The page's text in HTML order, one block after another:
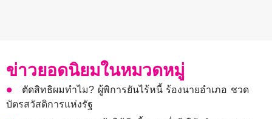
ข่าวยอดนิยมในหมวดหมู่
ตัดสิทธิผมทำไม? ผู้พิการยันไร้หนี้ ร้องนายอำเภอ ชวด
บัตรสวัสดิการแห่งรัฐ